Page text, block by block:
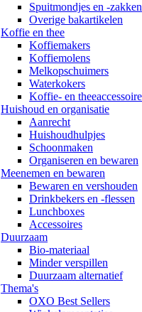
Spuitmondjes en -zakken
Overige bakartikelen
Koffie en thee
Koffiemakers
Koffiemolens
Melkopschuimers
Waterkokers
Koffie- en
Huishoud en organisatie
Aanrecht
Huishoudhulpjes
Schoonmaken
Organiseren en bewaren
Meenemen en bewaren
Bewaren en vershouden
Drinkbekers en -flessen
Lunchboxes
Accessoires
Duurzaam
Bio-materiaal
Minder verspillen
Duurzaam alternatief
Thema's
OXO Best Sellers